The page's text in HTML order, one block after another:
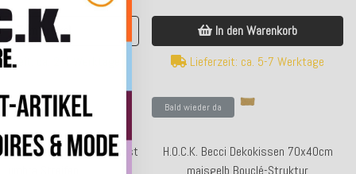
Zum Artikel
ca. 2-4 Werktage
In den Warenkorb
Lieferzeit: ca. 5-7 Werktage
Dekokissen 50x30cm rost
Bald wieder da
H.O.C.K. Becci Dekokissen 70x40cm
maisgelb Bouclé-Struktur